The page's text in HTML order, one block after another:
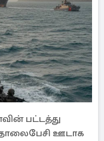
பட்டத்து
ஊடாக